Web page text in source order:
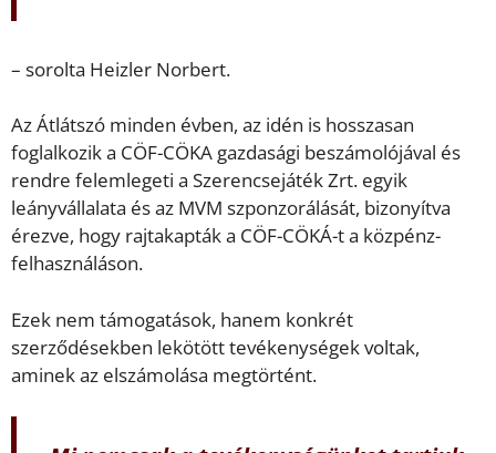
– sorolta Heizler Norbert.
Az Átlátszó minden évben, az idén is hosszasan
foglalkozik a CÖF-CÖKA gazdasági beszámolójával és
rendre felemlegeti a Szerencsejáték Zrt. egyik
leányvállalata és az MVM szponzorálását, bizonyítva
érezve, hogy rajtakapták a CÖF-CÖKÁ-t a közpénz-
felhasználáson.
Ezek nem támogatások, hanem konkrét
szerződésekben lekötött tevékenységek voltak,
aminek az elszámolása megtörtént.